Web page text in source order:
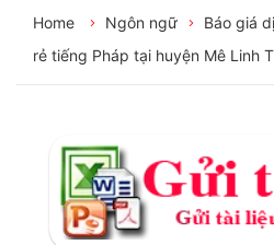
Home Ngôn ngữ
Báo giá
rẻ tiếng Pháp tại huyện Mê Linh